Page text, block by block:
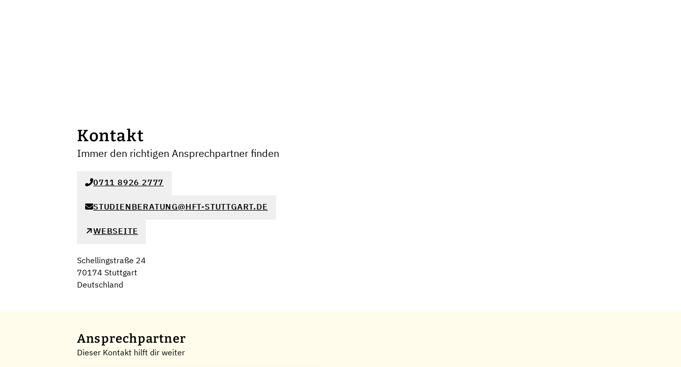
Kontakt
Immer den richtigen Ansprechpartner finden
0711 8926 2777
STUDIENBERATUNG@HFT-STUTTGART.DE
WEBSEITE
Schellingstraße 24
70174 Stuttgart
Deutschland
Ansprechpartner
Dieser Kontakt hilft dir weiter